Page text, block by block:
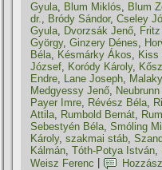
Gyula, Blum Miklós, Blum
dr., Bródy Sándor,Cseley
Gyula, Dvorzsák Jenő,
György,Ginzery Dénes,
Béla, Késmárky Ákos, Kiss
József, Koródy Károly,
Endre, Lane Joseph,
Medgyessy Jenő,
Payer Imre, Révész Béla,
Attila, Rumbold Bernát,
Sebestyén Béla,Smóling
Károly,szakmai stáb,
Kálmán,Tóth-Potya István,
Weisz Ferenc